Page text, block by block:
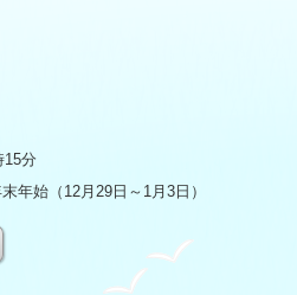
15分
年始（12月29日～1月3日）